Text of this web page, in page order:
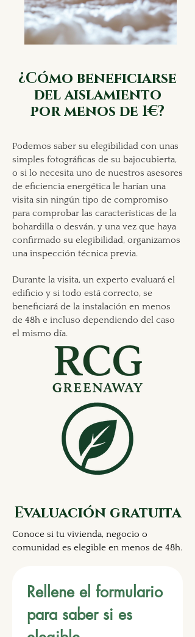
¿Cómo beneficiarse
del aislamiento
por menos de 1€?
Podemos saber su elegibilidad con unas
simples fotográficas de su bajocubierta,
o si lo necesita uno de nuestros asesores
de eficiencia energética le harían una
visita sin ningún tipo de compromiso
para comprobar las características de la
bohardilla o desván, y una vez que haya
confirmado su elegibilidad, organizamos
una inspección técnica previa.
Durante la visita, un experto evaluará el
edificio y si todo está correcto, se
beneficiará de la instalación en menos
de 48h e incluso dependiendo del caso
el mismo día.
Evaluación gratuita
Conoce si tu vivienda, negocio o
comunidad es elegible en menos de 48h.
Rellene el formulario
para saber si es